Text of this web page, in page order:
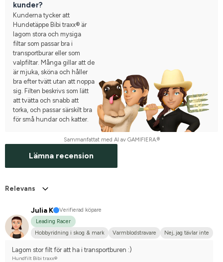
kunder?
Kunderna tycker att
Hundetäppe Bibi traxx® är
lagom stora och mysiga
filtar som passar bra i
transportburar eller som
valpfiltar. Många gillar att de
är mjuka, sköna och håller
bra efter tvätt utan att noppa
sig. Filten beskrivs som lätt
att tvätta och snabb att
torka, och passar särskilt bra
för små hundar och katter.
Sammanfattat med AI av GAMIFIERA.®
Lämna recension
Relevans
Julia K
Verifierad köpare
Leading Racer
Hobbyridning i skog & mark
Varmblodstravare Nej, jag tävlar inte
Lagom stor filt för att ha i transportburen :)
Hundfilt Bibi traxx®